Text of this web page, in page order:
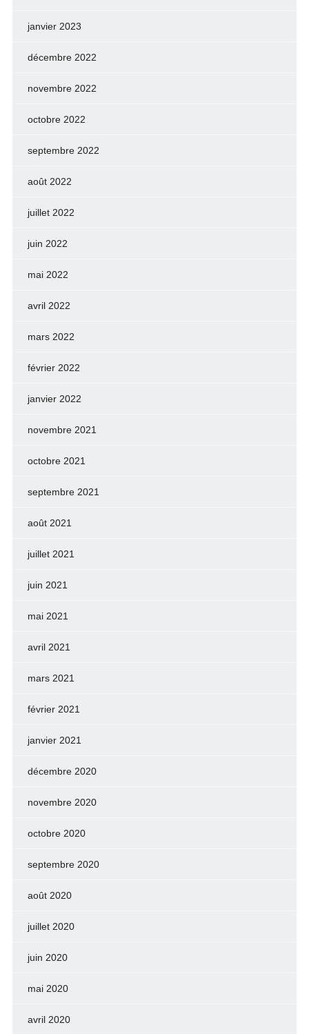
janvier 2023
décembre 2022
novembre 2022
octobre 2022
septembre 2022
août 2022
juillet 2022
juin 2022
mai 2022
avril 2022
mars 2022
février 2022
janvier 2022
novembre 2021
octobre 2021
septembre 2021
août 2021
juillet 2021
juin 2021
mai 2021
avril 2021
mars 2021
février 2021
janvier 2021
décembre 2020
novembre 2020
octobre 2020
septembre 2020
août 2020
juillet 2020
juin 2020
mai 2020
avril 2020